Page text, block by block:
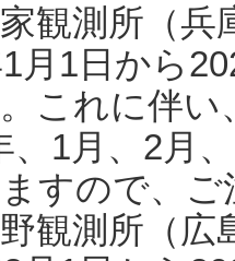
観測所（
月1日から
これに伴い
、1月、2月
すので、
観測所（